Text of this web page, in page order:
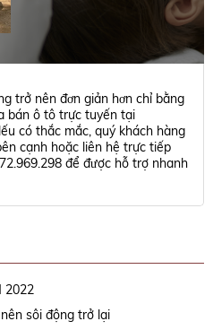
trở nên đơn giản hơn chỉ bằng
bán ô tô trực tuyến tại
có thắc mắc, quý khách hàng
cạnh hoặc liên hệ trực tiếp
để được hỗ trợ nhanh
2022
sôi động trở lại